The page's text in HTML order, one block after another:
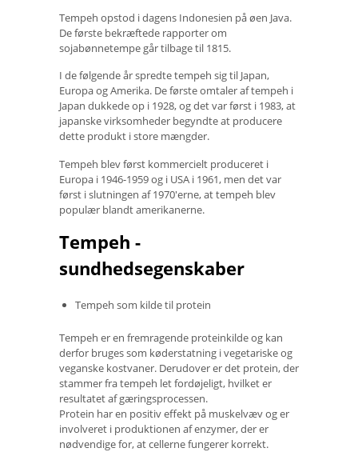
Tempeh opstod i dagens Indonesien på øen Java.
De første bekræftede rapporter om
sojabønnetempe går tilbage til 1815.
I de følgende år spredte tempeh sig til Japan,
Europa og Amerika. De første omtaler af tempeh i
Japan dukkede op i 1928, og det var først i 1983, at
japanske virksomheder begyndte at producere
dette produkt i store mængder.
Tempeh blev først kommercielt produceret i
Europa i 1946-1959 og i USA i 1961, men det var
først i slutningen af ​​1970'erne, at tempeh blev
populær blandt amerikanerne.
Tempeh -
sundhedsegenskaber
Tempeh som kilde til protein
Tempeh er en fremragende proteinkilde og kan
derfor bruges som køderstatning i vegetariske og
veganske kostvaner. Derudover er det protein, der
stammer fra tempeh let fordøjeligt, hvilket er
resultatet af gæringsprocessen.
Protein har en positiv effekt på muskelvæv og er
involveret i produktionen af ​​enzymer, der er
nødvendige for, at cellerne fungerer korrekt.